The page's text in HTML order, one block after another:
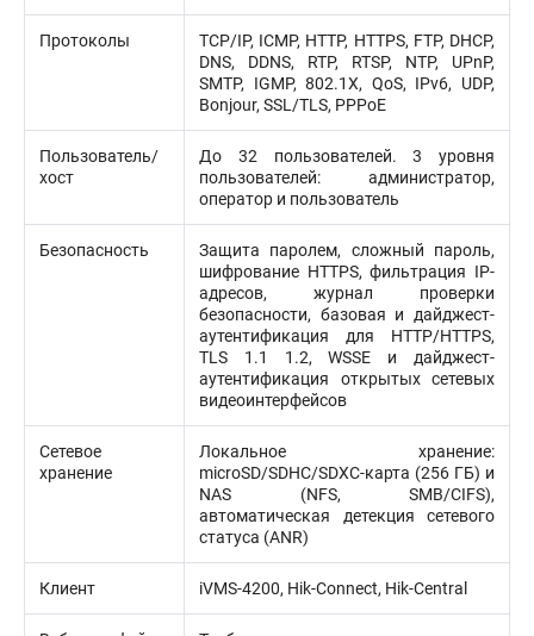
Протоколы
TCP/IP, ICMP, HTTP, HTTPS, FTP, DHCP,
DNS, DDNS, RTP, RTSP, NTP, UPnP,
SMTP, IGMP, 802.1X, QoS, IPv6, UDP,
Bonjour, SSL/TLS, PPPoE
Пользователь/
хост
До 32 пользователей. 3 уровня
пользователей: администратор,
оператор и пользователь
Безопасность
Защита паролем, сложный пароль,
шифрование HTTPS, фильтрация IP-
адресов, журнал проверки
безопасности, базовая и дайджест-
аутентификация для HTTP/HTTPS,
TLS 1.1 1.2, WSSE и дайджест-
аутентификация открытых сетевых
видеоинтерфейсов
Сетевое
хранение
Локальное хранение:
microSD/SDHC/SDXC-карта (256 ГБ) и
NAS (NFS, SMB/CIFS),
автоматическая детекция сетевого
статуса (ANR)
Клиент iVMS-4200, Hik-Connect, Hik-Central